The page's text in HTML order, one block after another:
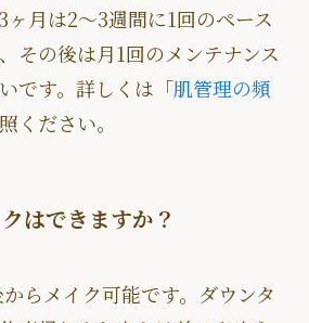
月は2〜3週間に1回のペース
その後は月1回のメンテナンス
です。詳しくは「肌管理の頻
ください。
はできますか？
らメイク可能です。ダウンタ